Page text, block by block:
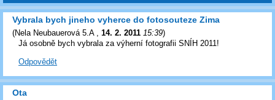
Vybrala bych jineho vyherce do fotosouteze Zima
(Nela Neubauerová 5.A 14. 2. 2011 15:39)
Já osobně bych vybrala za výherní fotografii SNÍH 2011!
Odpovědět
Ota